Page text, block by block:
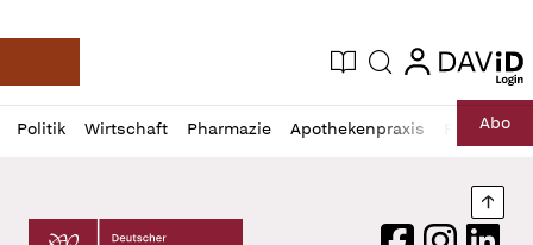
Deutsche Apotheker Zeitung
Aktuelle Ausgabe
Suche login
login
Politik Wirtschaft Pharmazie Apothekenpraxis RechtAbo
Profil
öffnen
Daz
Pur
Deutscher Apotheker Verlag Logo
FacebookInstagram